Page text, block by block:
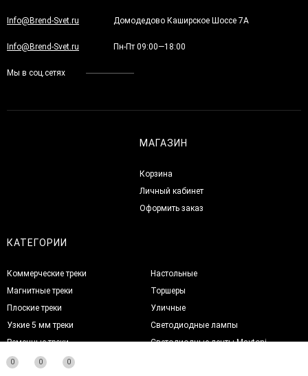
Info@Brend-Svet.ru Домодедово Каширское Шоссе 7А
Info@Brend-Svet.ru Пн-Пт 09:00—18:00
Мы в соц.сетях
МАГАЗИН
Корзина
Личный кабинет
Оформить заказ
КАТЕГОРИИ
Коммерческие треки
Магнитные треки
Плоские треки
Узкие 5 мм треки
Ременные треки
Модульные треки
Настольные
Торшеры
Уличные
Светодиодные лампы
Светодиодные ленты Maytoni
0 0 0